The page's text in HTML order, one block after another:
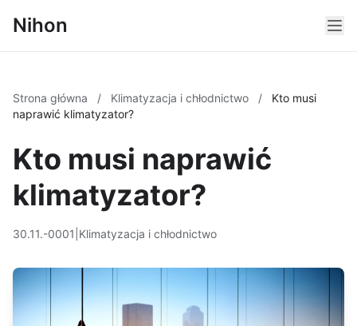
Nihon
Strona główna / Klimatyzacja i chłodnictwo /
Kto musi
naprawić klimatyzator?
Kto musi naprawić
klimatyzator?
30.11.-0001 Klimatyzacja i chłodnictwo